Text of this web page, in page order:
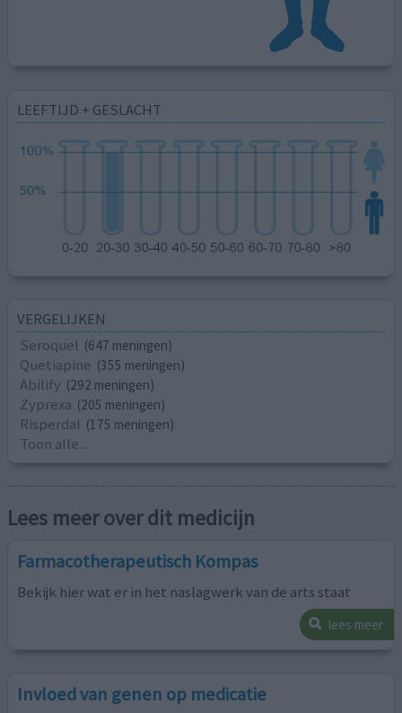
LEEFTIJD + GESLACHT
VERGELIJKEN
Seroquel (647 meningen)
Quetiapine (355 meningen)
Abilify (292 meningen)
Zyprexa (205 meningen)
Risperdal (175 meningen)
Toon alle...
Lees meer over dit medicijn
Farmacotherapeutisch Kompas
Bekijk hier wat er in het naslagwerk van de arts staat
lees meer
Invloed van genen op medicatie